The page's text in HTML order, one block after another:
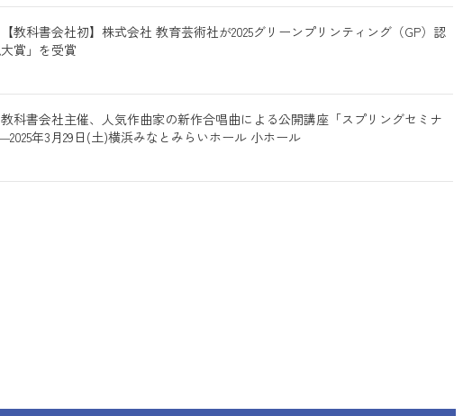
教科書会社初】株式会社 教育芸術社が2025グリーンプリンティング（GP）認
賞」を受賞
教科書会社主催、人気作曲家の新作合唱曲による公開講座「スプリングセミナ
年3月29日(土)横浜みなとみらいホール 小ホール